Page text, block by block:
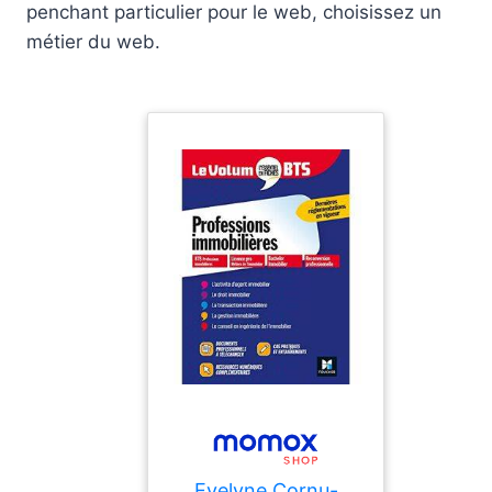
penchant particulier pour le web, choisissez un
métier du web.